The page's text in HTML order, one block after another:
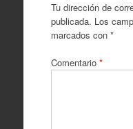
Tu dirección de
publicada. Los
marcados con *
Comentario *